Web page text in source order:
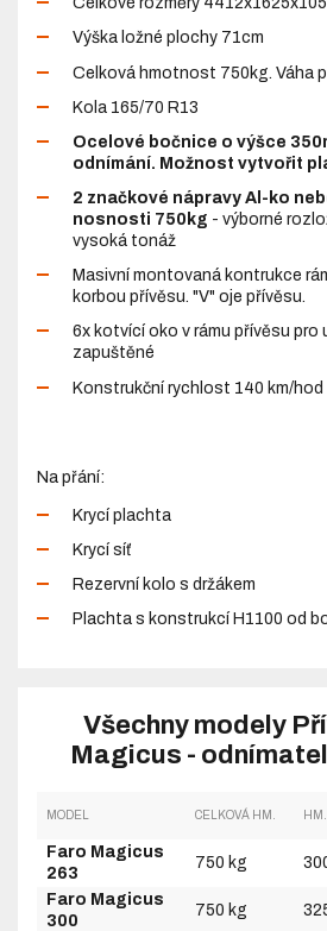
Výška ložné plochy 71cm
Celková hmotnost 750kg. Váha
Kola 165/70 R13
Ocelové bočnice o výšce
odnímání. Možnost vytvořit
2 značkové nápravy Al-ko
nosnosti 750kg - výborné
vysoká tonáž
Masivní montovaná kontrukce
korbou přívěsu. "V" oje přívěsu.
6x kotvící oko v rámu přívěsu pro
zapuštěné
Konstrukční rychlost 140 km/hod
Na přání:
Krycí plachta
Krycí síť
Rezervní kolo s držákem
Plachta s konstrukcí H1100 od
Všechny modely
Magicus -
MODEL CELKOVÁ HM.
Faro Magicus
263
750 kg
Faro Magicus
300
750 kg